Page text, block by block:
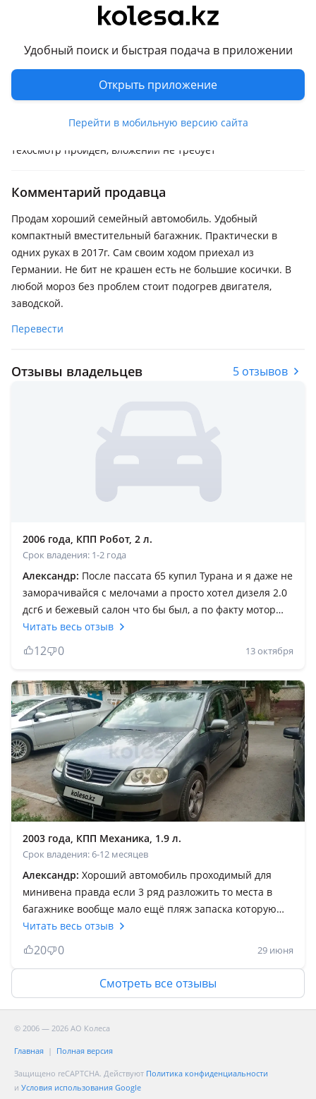
Удобный поиск и быстрая подача в приложении
Открыть приложение
Перейти в мобильную версию сайта
Робот
Руль
Слева
Растаможен в Казахстане
противотуманки, корректор фар, обогрев зеркал ,
аудиосистема, CD , климат-контроль , налог уплачен,
техосмотр пройден, вложений не требует
Комментарий продавца
Продам хороший семейный автомобиль. Удобный
компактный вместительный багажник. Практически в
одних руках в 2017г. Сам своим ходом приехал из
Германии. Не бит не крашен есть не большие косички. В
любой мороз без проблем стоит подогрев двигателя,
заводской.
Перевести
Отзывы владельцев 5 отзывов
2006 года, КПП Робот, 2 л.
Срок владения: 1-2 года
Александр: После пассата б5 купил Турана и я даже не
заморачивайся с мелочами а просто хотел дизеля 2.0
дсг6 и бежевый салон что бы был, а по факту мотор
надёжный КПП надёжная ведь вся Беларусь катается
на этик коробках и у них она ценная штука, ну а у нас
только убивают КПП и продают как и было в моем
случае, купил с полумертвой КПП поездил после
заменил на д. У в идеале по всем параметрам и
заменил в ней сцепление и маховик новые в
оригинале, залил масло поставил фильтр тонкой
очистки и теперь радуюсь! Сама машина очень
теплая комфортная ещё с завода спорт подвеска идёт
слегка заниженная но трасса сказка! По сути
нормальный минивен с хорошей вместительностью,
кому я могу посоветовать брать Турана? Да всем!
гольф 5! Всем рекомендую тоуран брать машина
очень удобная и комфортная!
Читать весь отзыв
12 0 13 октября
2003 года, КПП Механика, 1.9 л.
Срок владения: 6-12 месяцев
Александр: Хороший автомобиль проходимый для
минивена правда если 3 ряд разложить то места в
багажнике вообще мало ещё пляж запаска которую
положить не куда если во время обслуживать все
будет долго ходить для дизеля экономно разгон
хороший минисы это проводка которая лежит в гофре
со временем изоляция протирается и провод
окисляется и ломается. По запчастям не дорого все в
доступных ценах самому можно делать при наличии
ямы.
Читать весь отзыв
20 0 29 июня
Смотреть все отзывы
© 2006 — 2026 АО Колеса
Главная Полная версия
Защищено reCAPTCHA. Действуют Политика конфиденциальности
и Условия использования Google